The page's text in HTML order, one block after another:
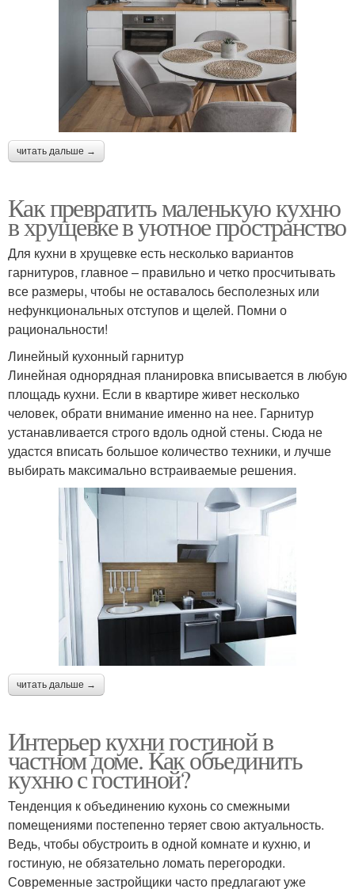
читать дальше →
Как превратить маленькую кухню
в хрущевке в уютное пространство
Для кухни в хрущевке есть несколько вариантов
гарнитуров, главное – правильно и четко просчитывать
все размеры, чтобы не оставалось бесполезных или
нефункциональных отступов и щелей. Помни о
рациональности!
Линейный кухонный гарнитур
Линейная однорядная планировка вписывается в любую
площадь кухни. Если в квартире живет несколько
человек, обрати внимание именно на нее. Гарнитур
устанавливается строго вдоль одной стены. Сюда не
удастся вписать большое количество техники, и лучше
выбирать максимально встраиваемые решения.
читать дальше →
Интерьер кухни гостиной в
частном доме. Как объединить
кухню с гостиной?
Тенденция к объединению кухонь со смежными
помещениями постепенно теряет свою актуальность.
Ведь, чтобы обустроить в одной комнате и кухню, и
гостиную, не обязательно ломать перегородки.
Современные застройщики часто предлагают уже